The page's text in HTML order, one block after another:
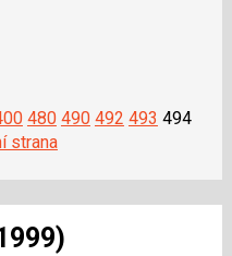
480 490 492 493 494
strana